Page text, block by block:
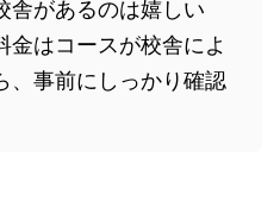
舎があるのは嬉しい
金はコースが校舎によ
、事前にしっかり確認